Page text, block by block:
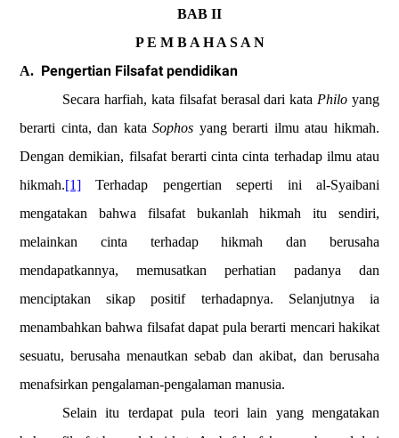
BAB II
P E M B A H A S A N
A. Pengertian Filsafat pendidikan
Secara harfiah, kata filsafat berasal dari kata Philo yang
berarti cinta, dan kataSophos yang berarti ilmu atau hikmah.
Dengan demikian, filsafat berarti cinta cinta terhadap ilmu atau
hikmah.[1] Terhadap pengertian seperti ini al-Syaibani
mengatakan bahwa filsafat bukanlah hikmah itu sendiri,
melainkan cinta terhadap hikmah dan berusaha
mendapatkannya, memusatkan perhatian padanya dan
menciptakan sikap positif terhadapnya. Selanjutnya ia
menambahkan bahwa filsafat dapat pula berarti mencari hakikat
sesuatu, berusaha menautkan sebab dan akibat, dan berusaha
menafsirkan pengalaman-pengalaman manusia.
Selain itu terdapat pula teori lain yang mengatakan